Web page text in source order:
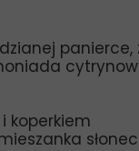
panierce,
koperkiem